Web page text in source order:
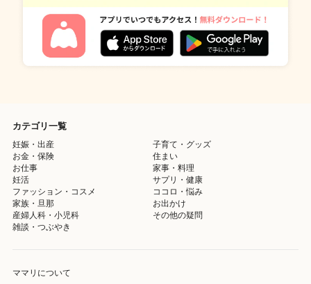
カテゴリ一覧
妊娠・出産
子育て・グッズ
お金・保険
住まい
お仕事
家事・料理
妊活
サプリ・健康
ファッション・コスメ
ココロ・悩み
家族・旦那
お出かけ
産婦人科・小児科
その他の疑問
雑談・つぶやき
ママリについて